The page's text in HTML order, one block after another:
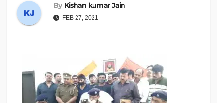
By Kishan kumar Jain
FEB 27, 2021